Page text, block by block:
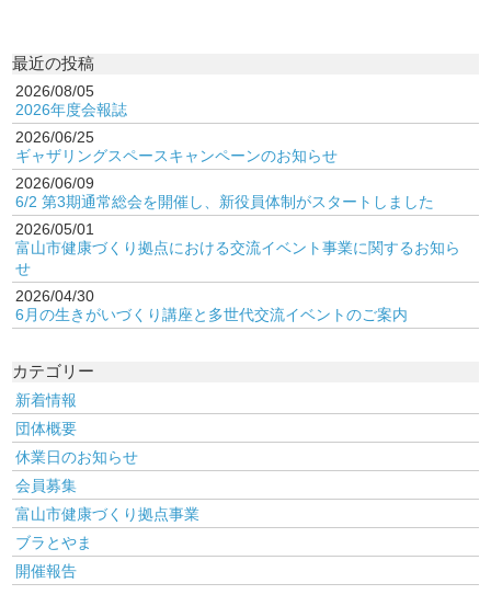
最近の投稿
2026/08/05
2026年度会報誌
2026/06/25
ギャザリングスペースキャンペーンのお知らせ
2026/06/09
6/2 第3期通常総会を開催し、新役員体制がスタートしました
2026/05/01
富山市健康づくり拠点における交流イベント事業に関するお知ら
せ
2026/04/30
6月の生きがいづくり講座と多世代交流イベントのご案内
カテゴリー
新着情報
団体概要
休業日のお知らせ
会員募集
富山市健康づくり拠点事業
ブラとやま
開催報告